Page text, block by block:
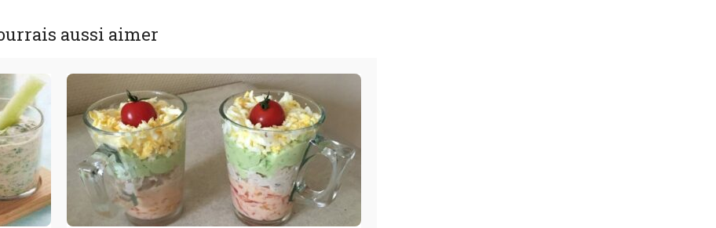
aussi aimer